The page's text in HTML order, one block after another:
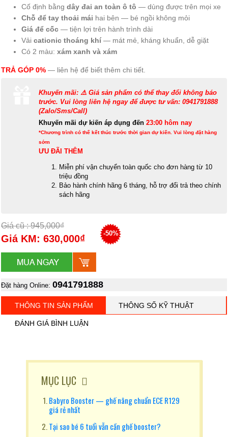
Cố định bằng dây đai an toàn ô tô — dùng được trên mọi xe
Chỗ để tay thoải mái hai bên — bé ngồi không mỏi
Giá để cốc — tiện lợi trên hành trình dài
Vải cationic thoáng khí — mát mẻ, kháng khuẩn, dễ giặt
Có 2 màu: xám xanh và xám
TRẢ GÓP 0% — liên hệ để biết thêm chi tiết.
Khuyến mãi: ⚠️ Giá sản phẩm có thể thay đổi không báo
trước. Vui lòng liên hệ ngay để được tư vấn: 0941791888
(Zalo/Sms/Call)
Khuyến mãi dự kiến áp dụng đến 23:00 hôm nay
*Chương trình có thể kết thúc trước thời gian dự kiến. Vui lòng đặt hàng
sớm
ƯU ĐÃI THÊM
Miễn phí vận chuyển toàn quốc cho đơn hàng từ 10
triệu đồng
Bảo hành chính hãng 6 tháng, hỗ trợ đổi trả theo chính
sách hãng
Giá cũ : 945,000₫
Giá KM: 630,000₫ -50%
Đặt hàng Online: 0941791888
THÔNG TIN SẢN PHẨM THÔNG SỐ KỸ THUẬT
ĐÁNH GIÁ BÌNH LUẬN
MỤC LỤC
Babyro Booster — ghế nâng chuẩn ECE R129
giá rẻ nhất
Tại sao bé 6 tuổi vẫn cần ghế booster?